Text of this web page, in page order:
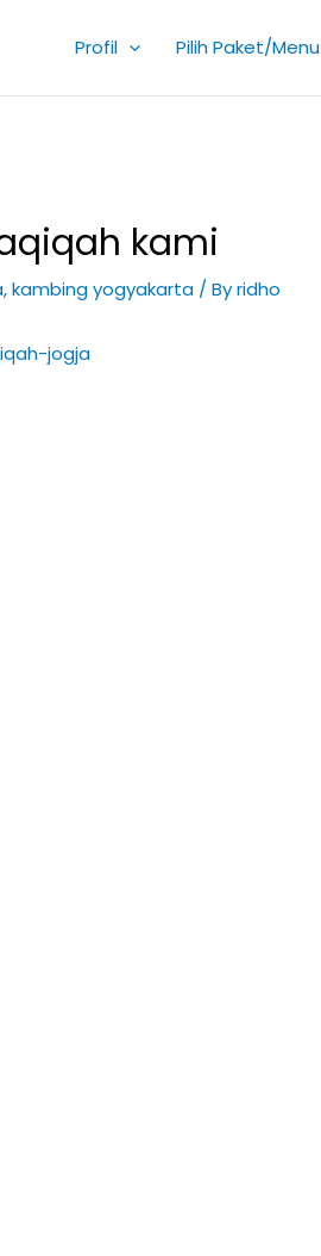
Profil Pilih Paket/Menu
kami
,kambing yogyakarta / Byridho